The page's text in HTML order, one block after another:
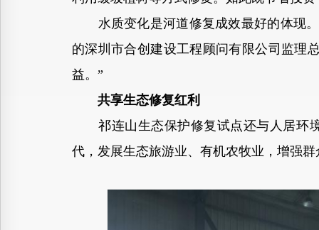
水质变化是河道修复成效最好的体现。
的深圳市合创建设工程顾问有限公司监理
益。”
共享生态修复红利
祁连山生态保护修复试点还与人居环境
代，发展生态旅游业、有机农牧业，增强